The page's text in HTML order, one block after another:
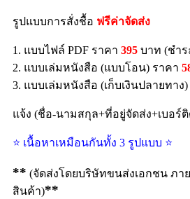
รูปแบบการสั่งชื้อ ฟรีค่าจัดส่ง
1. แบบไฟล์ PDF ราคา 395 บาท (ชำร
2. แบบเล่มหนังสือ (แบบโอน) ราคา
3. แบบเล่มหนังสือ (เก็บเงินปลายทาง
แจ้ง (ชื่อ-นามสกุล+ที่อยู่จัดส่ง+เบอร์
⭐ เนื้อหาเหมือนกันทั้ง 3 รูปแบบ ⭐
** (จัดส่งโดยบริษัทขนส่งเอกชน ภา
สินค้า)**